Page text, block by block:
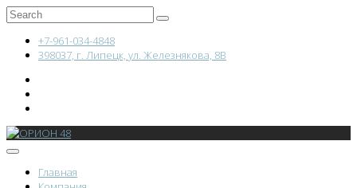
+7-961-034-4848
398037, г. Липецк, ул. Железнякова, 8В
Главная